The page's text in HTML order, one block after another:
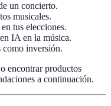
un concierto.
musicales.
tus elecciones.
IA en la música.
inversión.
encontrar productos
a continuación.